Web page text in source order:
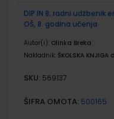
DIP IN 8; radni udžbenik
OŠ, 8. godina učenja
Autor(i): Olinka Breka
Nakladnik: ŠKOLSKA KNJIGA
SKU: 569137
ŠIFRA OMOTA: 500165